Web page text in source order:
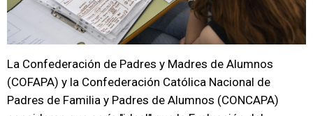
La Confederación de Padres y Madres de Alumnos
(COFAPA) y la Confederación Católica Nacional de
Padres de Familia y Padres de Alumnos (CONCAPA)